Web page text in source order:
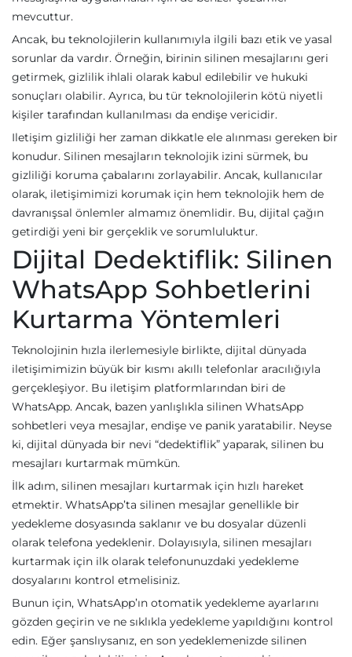
mevcuttur.
Ancak, bu teknolojilerin kullanımıyla ilgili bazı etik ve yasal
sorunlar da vardır. Örneğin, birinin silinen mesajlarını geri
getirmek, gizlilik ihlali olarak kabul edilebilir ve hukuki
sonuçları olabilir. Ayrıca, bu tür teknolojilerin kötü niyetli
kişiler tarafından kullanılması da endişe vericidir.
Iletişim gizliliği her zaman dikkatle ele alınması gereken bir
konudur. Silinen mesajların teknolojik izini sürmek, bu
gizliliği koruma çabalarını zorlayabilir. Ancak, kullanıcılar
olarak, iletişimimizi korumak için hem teknolojik hem de
davranışsal önlemler almamız önemlidir. Bu, dijital çağın
getirdiği yeni bir gerçeklik ve sorumluluktur.
Dijital Dedektiflik: Silinen
WhatsApp Sohbetlerini
Kurtarma Yöntemleri
Teknolojinin hızla ilerlemesiyle birlikte, dijital dünyada
iletişimimizin büyük bir kısmı akıllı telefonlar aracılığıyla
gerçekleşiyor. Bu iletişim platformlarından biri de
WhatsApp. Ancak, bazen yanlışlıkla silinen WhatsApp
sohbetleri veya mesajlar, endişe ve panik yaratabilir. Neyse
ki, dijital dünyada bir nevi “dedektiflik” yaparak, silinen bu
mesajları kurtarmak mümkün.
İlk adım, silinen mesajları kurtarmak için hızlı hareket
etmektir. WhatsApp’ta silinen mesajlar genellikle bir
yedekleme dosyasında saklanır ve bu dosyalar düzenli
olarak telefona yedeklenir. Dolayısıyla, silinen mesajları
kurtarmak için ilk olarak telefonunuzdaki yedekleme
dosyalarını kontrol etmelisiniz.
Bunun için, WhatsApp’ın otomatik yedekleme ayarlarını
gözden geçirin ve ne sıklıkla yedekleme yapıldığını kontrol
edin. Eğer şanslıysanız, en son yedeklemenizde silinen